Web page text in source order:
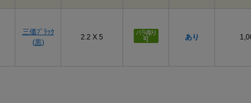
三価ﾌﾞﾗｯｸ
(黒)
2.2 X 5 あり